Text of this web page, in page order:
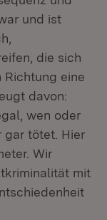
und ist
die sich
Richtung eine
davon:
wen oder
gar tötet. Hier
Wir
mit